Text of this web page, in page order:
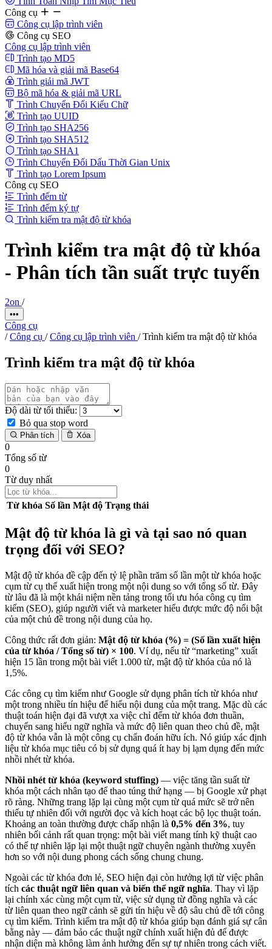
Công cụ
Công cụ lập trình viên
Công cụ SEO
Công cụ lập trình viên
Trình tạo MD5
Mã hóa và giải mã Base64
Trình giải mã JWT
Bộ mã hóa & giải mã URL
Trình Chuyển Đổi Kiểu Chữ
Trình tạo UUID
Trình tạo SHA256
Trình tạo SHA512
Trình tạo SHA1
Trình Chuyển Đổi Dấu Thời Gian Unix
Trình tạo Lorem Ipsum
Công cụ SEO
Trình đếm từ
Trình đếm ký tự
Trình kiểm tra mật độ từ khóa
Trình kiểm tra mật độ từ khóa
- Phân tích tần suất trực tuyến
2on /
•••
Công cụ
/ Công cụ / Công cụ lập trình viên / Trình kiểm tra mật độ từ khóa
Trình kiểm tra mật độ từ khóa
Độ dài từ tối thiểu:
Bỏ qua stop word
Phân tích Xóa
0
Tổng số từ
0
Từ duy nhất
Từ khóa Số lần Mật độ Trạng thái
Mật độ từ khóa là gì và tại sao nó quan
trọng đối với SEO?
Mật độ từ khóa đề cập đến tỷ lệ phần trăm số lần một từ khóa hoặc
cụm từ cụ thể xuất hiện trong một nội dung so với tổng số từ. Đây
từ lâu đã là một khái niệm nền tảng trong tối ưu hóa công cụ tìm
kiếm (SEO), giúp người viết và marketer hiểu được mức độ nổi bật
của một chủ đề trong nội dung của họ.
Công thức rất đơn giản: Mật độ từ khóa (%) = (Số lần xuất hiện
của từ khóa / Tổng số từ) × 100. Ví dụ, nếu từ “marketing” xuất
hiện 15 lần trong một bài viết 1.000 từ, mật độ từ khóa của nó là
1,5%.
Các công cụ tìm kiếm như Google sử dụng phân tích từ khóa như
một trong nhiều tín hiệu để hiểu nội dung của một trang. Mặc dù các
thuật toán hiện đại đã vượt xa việc chỉ đếm từ khóa đơn thuần,
chuyển sang hiểu ngữ nghĩa và mức độ liên quan theo chủ đề, mật
độ từ khóa vẫn là một công cụ chẩn đoán hữu ích. Nó giúp xác định
liệu từ khóa mục tiêu có bị sử dụng quá ít hay bị lạm dụng đến mức
nhồi nhét từ khóa.
Nhồi nhét từ khóa (keyword stuffing) — việc tăng tần suất từ
khóa một cách nhân tạo để thao túng thứ hạng — bị Google xử phạt
rõ ràng. Những trang lặp lại cùng một cụm từ quá mức sẽ trở nên
thiếu tự nhiên đối với người đọc và kích hoạt các bộ lọc thuật toán.
Khoảng an toàn thường được chấp nhận là 0,5% đến 3%, tuy
nhiên bối cảnh rất quan trọng: một bài viết mang tính kỹ thuật cao
có thể tự nhiên lặp lại một thuật ngữ chuyên ngành thường xuyên
hơn so với nội dung phong cách sống chung chung.
Ngoài các từ khóa đơn lẻ, SEO hiện đại còn hưởng lợi từ việc phân
tích các thuật ngữ liên quan và biến thể ngữ nghĩa. Thay vì lặp
lại chính xác cùng một cụm từ, việc sử dụng từ đồng nghĩa và các
từ liên quan theo ngữ cảnh sẽ gửi tín hiệu về độ sâu chủ đề tới công
cụ tìm kiếm. Trình kiểm tra mật độ từ khóa giúp bạn đánh giá sự cân
bằng này — đảm bảo các thuật ngữ chính xuất hiện đủ để được
nhận diện mà không làm ảnh hưởng đến sự tự nhiên trong cách viết.